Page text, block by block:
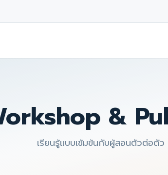
&
เรียนรู้แบบเข้มข้นกับผู้สอนตัวต่อตั